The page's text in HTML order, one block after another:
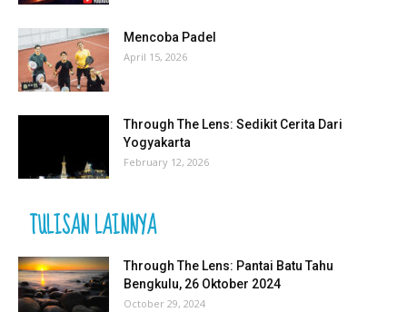
Mencoba Padel
April 15, 2026
Through The Lens: Sedikit Cerita Dari
Yogyakarta
February 12, 2026
TULISAN LAINNYA
Through The Lens: Pantai Batu Tahu
Bengkulu, 26 Oktober 2024
October 29, 2024